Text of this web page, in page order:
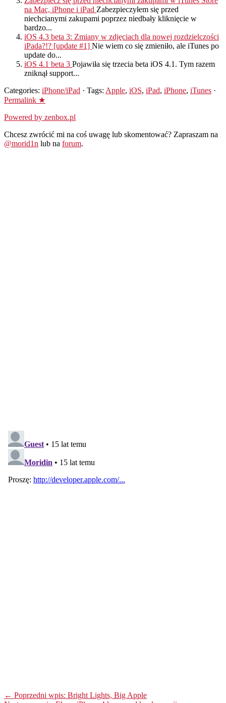
na Mac, iPhone i iPad Zabezpieczyłem się przed
niechcianymi zakupami poprzez niedbały kliknięcie w
bardzo...
iOS 4.3 beta 3: Zmiany w zdjęciach dla nowej rozdzielczości
iPada?!? [update #1] Nie wiem co się zmieniło, ale iTunes po
update do...
iOS 4.1 beta 3 Pojawiła się trzecia beta iOS 4.1. Tym razem
zniknął support...
Categories: iPhone/iPad · Tags: Apple, iOS, iPad, iPhone, iTunes ·
Permalink ★
Powered by zenbox.pl
Chcesz zwrócić mi na coś uwagę lub skomentować? Zapraszam na
@morid1n lub na forum.
← Poprzedni wpis: Bright Lights, Big Apple